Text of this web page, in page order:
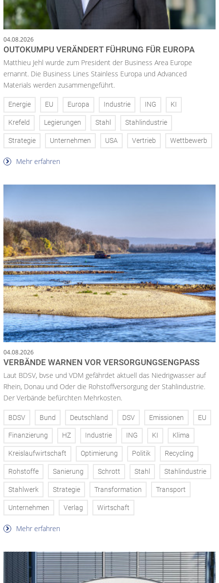
04.08.2026
OUTOKUMPU VERÄNDERT FÜHRUNG FÜR EUROPA
Matthieu Jehl wurde zum President der Business Area Europe
ernannt. Die Business Lines Stainless Europa und Advanced
Materials werden zusammengeführt.
Energie EU Europa Industrie ING KI
Krefeld Legierungen Stahl Stahlindustrie
Strategie Unternehmen USA Vertrieb Wettbewerb
Mehr erfahren
04.08.2026
VERBÄNDE WARNEN VOR VERSORGUNGSENGPASS
Laut BDSV, bvse und VDM gefährdet aktuell das Niedrigwasser auf
Rhein, Donau und Oder die Rohstoffversorgung der Stahlindustrie.
Der Verbände befürchten Mehrkosten.
BDSV Bund Deutschland DSV Emissionen EU
Finanzierung HZ Industrie ING KI Klima
Kreislaufwirtschaft Optimierung Politik Recycling
Rohstoffe Sanierung Schrott Stahl Stahlindustrie
Stahlwerk Strategie Transformation Transport
Unternehmen Verlag Wirtschaft
Mehr erfahren